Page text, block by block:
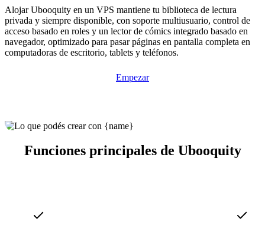
Alojar Ubooquity en un VPS mantiene tu biblioteca de lectura
privada y siempre disponible, con soporte multiusuario, control de
acceso basado en roles y un lector de cómics integrado basado en
navegador, optimizado para pasar páginas en pantalla completa en
computadoras de escritorio, tablets y teléfonos.
Empezar
Funciones principales de Ubooquity